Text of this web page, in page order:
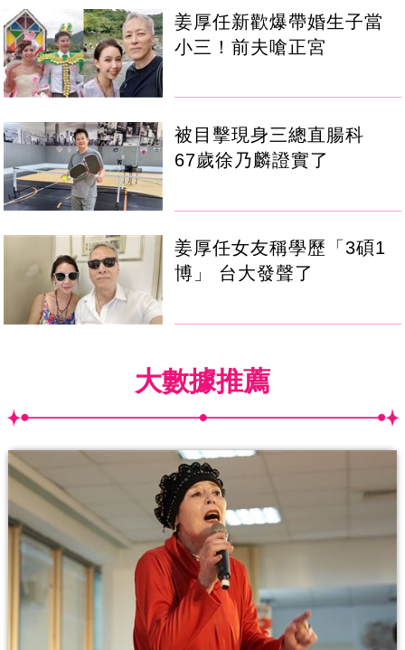
姜厚任新歡爆帶婚生子當
小三！前夫嗆正宮
被目擊現身三總直腸科
67歲徐乃麟證實了
姜厚任女友稱學歷「3碩1
博」 台大發聲了
大數據推薦